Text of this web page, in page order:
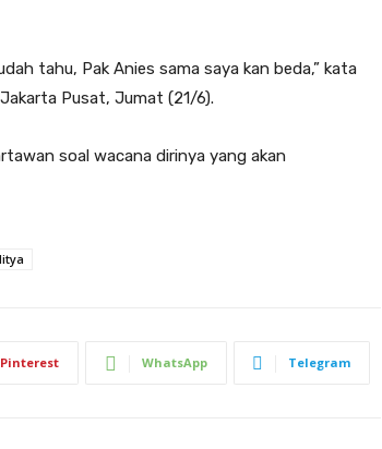
tahu, Pak Anies sama saya kan beda,” kata
Pusat, Jumat (21/6).
soal wacana dirinya yang akan
Pinterest WhatsApp Telegram